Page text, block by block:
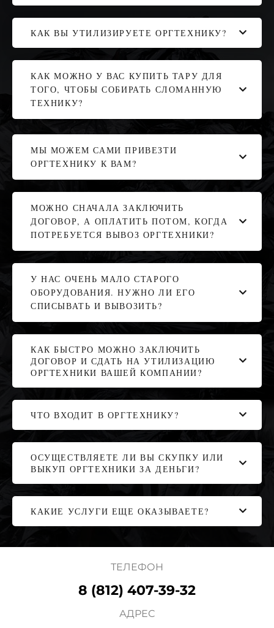
КАК ВЫ УТИЛИЗИРУЕТЕ ОРГТЕХНИКУ?
КАК МОЖНО У ВАС КУПИТЬ ТАРУ ДЛЯ
ТОГО, ЧТОБЫ СОБИРАТЬ СЛОМАННУЮ
ТЕХНИКУ?
МЫ МОЖЕМ САМИ ПРИВЕЗТИ
ОРГТЕХНИКУ К ВАМ?
МОЖНО СНАЧАЛА ЗАКЛЮЧИТЬ
ДОГОВОР, А ОПЛАТИТЬ ПОТОМ, КОГДА
ПОТРЕБУЕТСЯ ВЫВОЗ ОРГТЕХНИКИ?
У НАС ОЧЕНЬ МАЛО СТАРОГО
ОБОРУДОВАНИЯ. НУЖНО ЛИ ЕГО
СПИСЫВАТЬ И ВЫВОЗИТЬ?
КАК БЫСТРО МОЖНО ЗАКЛЮЧИТЬ
ДОГОВОР И СДАТЬ НА УТИЛИЗАЦИЮ
ОРГТЕХНИКИ ВАШЕЙ КОМПАНИИ?
ЧТО ВХОДИТ В ОРГТЕХНИКУ?
ОСУЩЕСТВЛЯЕТЕ ЛИ ВЫ СКУПКУ ИЛИ
ВЫКУП ОРГТЕХНИКИ ЗА ДЕНЬГИ?
КАКИЕ УСЛУГИ ЕЩЕ ОКАЗЫВАЕТЕ?
ТЕЛЕФОН
8 (812) 407-39-32
АДРЕС